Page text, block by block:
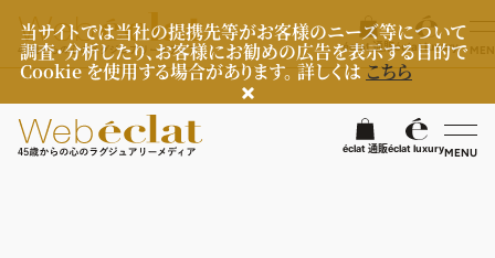
当サイトでは当社の提携先等がお客様のニーズ等について
調査・分析したり、お客様にお勧めの広告を表示する目的で
Cookie を使用する場合があります。 詳しくはこちら
éclat 通販éclat luxuryMENU検
éclat 通販éclat luxury